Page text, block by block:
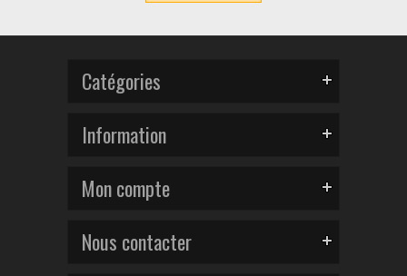
Catégories
Information
Mon compte
Nous contacter